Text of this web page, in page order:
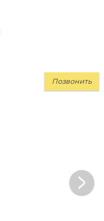
Позвонить